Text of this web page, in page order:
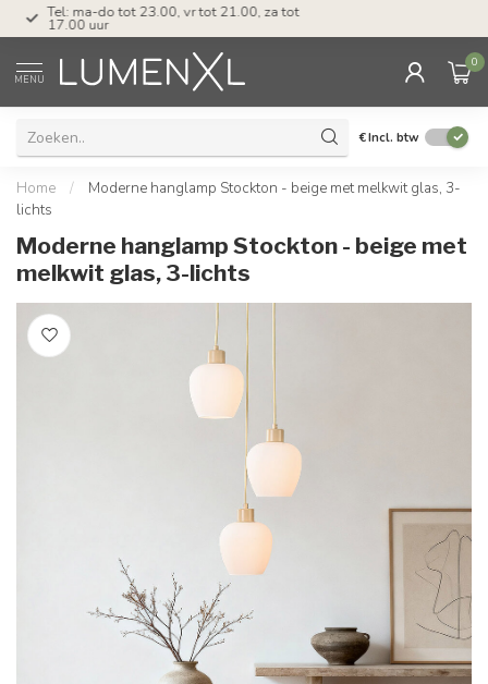
Tel: ma-do tot 23.00, vr tot 21.00, za tot
17.00 uur
MENU
0
€Incl. btw
Home /
Moderne hanglamp Stockton - beige met melkwit glas, 3-
lichts
Moderne hanglamp Stockton - beige met
melkwit glas, 3-lichts